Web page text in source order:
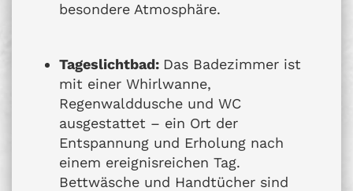
besondere Atmosphäre.
Tageslichtbad: Das Badezimmer ist
mit einer Whirlwanne,
Regenwalddusche und WC
ausgestattet – ein Ort der
Entspannung und Erholung nach
einem ereignisreichen Tag.
Bettwäsche und Handtücher sind